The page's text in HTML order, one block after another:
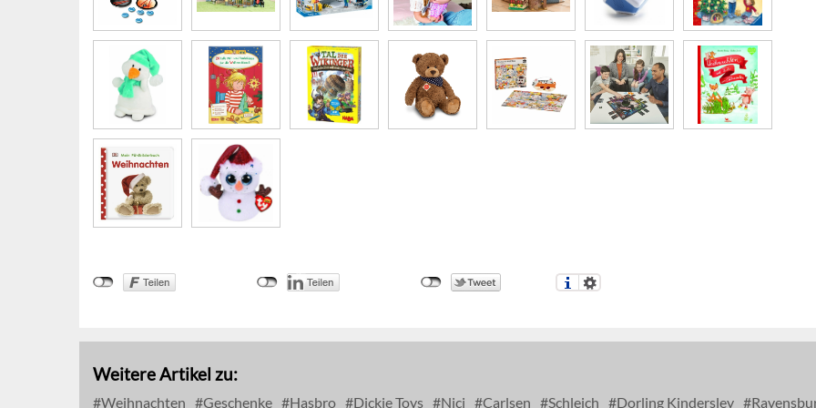
Weitere Artikel zu:
Weihnachten Geschenke Hasbro Dickie Toys Nici Carlsen Schleich Dorling Kindersley